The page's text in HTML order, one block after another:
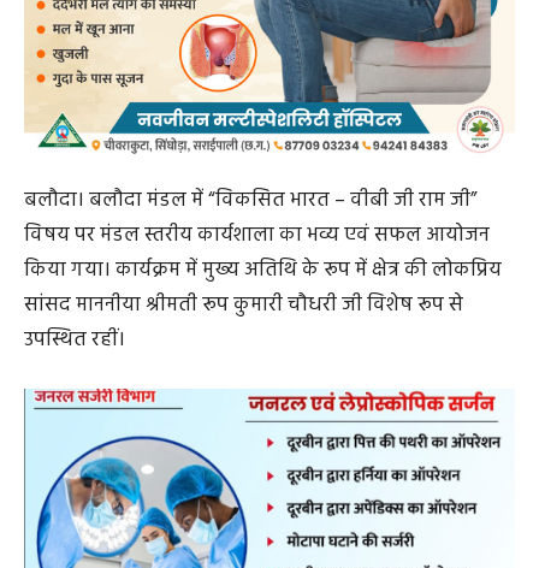
बलौदा। बलौदा मंडल में “विकसित भारत – वीबी जी राम जी”
विषय पर मंडल स्तरीय कार्यशाला का भव्य एवं सफल आयोजन
किया गया। कार्यक्रम में मुख्य अतिथि के रूप में क्षेत्र की लोकप्रिय
सांसद माननीया श्रीमती रूप कुमारी चौधरी जी विशेष रूप से
उपस्थित रहीं।